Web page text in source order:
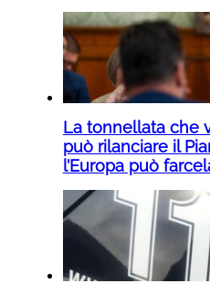
La tonnellata che
può rilanciare il
l’Europa può